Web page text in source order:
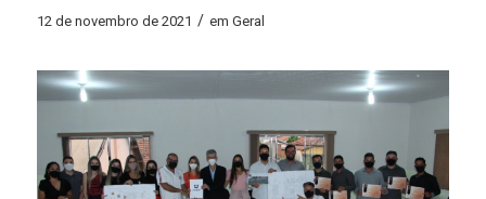
12 de novembro de 2021 / em Geral